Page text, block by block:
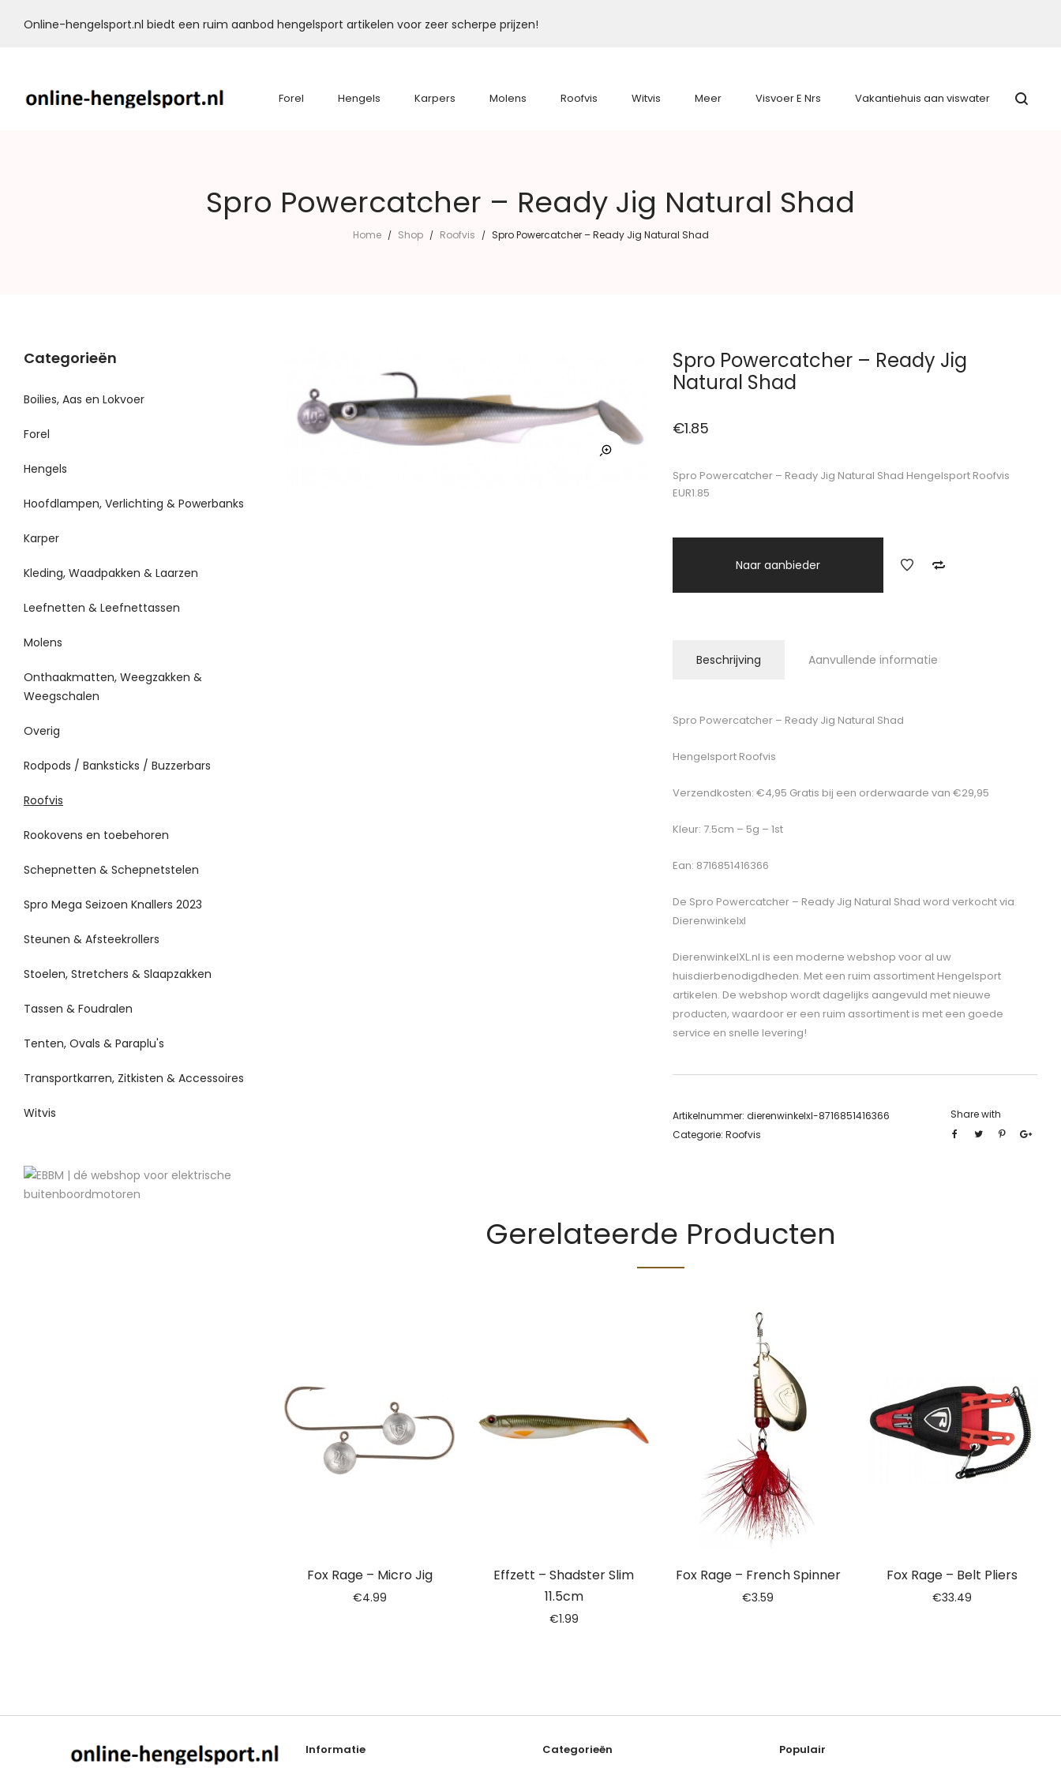
Online-hengelsport.nl biedt een ruim aanbod hengelsport artikelen voor zeer scherpe prijzen!
Forel Hengels Karpers Molens Roofvis Witvis Meer Visvoer E Nrs Vakantiehuis aan viswater
Spro Powercatcher – Ready Jig Natural Shad
Home / Shop / Roofvis / Spro Powercatcher – Ready Jig Natural Shad
Spro Powercatcher – Ready Jig
Natural Shad
€1.85
Spro Powercatcher – Ready Jig Natural Shad Hengelsport Roofvis
EUR1.85
Naar aanbieder
Beschrijving Aanvullende informatie
Spro Powercatcher – Ready Jig Natural Shad
Hengelsport Roofvis
Verzendkosten: €4,95 Gratis bij een orderwaarde van €29,95
Kleur: 7.5cm – 5g – 1st
Ean: 8716851416366
De Spro Powercatcher – Ready Jig Natural Shad word verkocht via
Dierenwinkelxl
DierenwinkelXL.nl is een moderne webshop voor al uw
huisdierbenodigdheden. Met een ruim assortiment Hengelsport
artikelen. De webshop wordt dagelijks aangevuld met nieuwe
producten, waardoor er een ruim assortiment is met een goede
service en snelle levering!
Artikelnummer: dierenwinkelxl-8716851416366
Categorie: Roofvis
Share with
Gerelateerde Producten
Fox Rage – Micro Jig
€4.99
Effzett – Shadster Slim
11.5cm
€1.99
Fox Rage – French Spinner
€3.59
Fox Rage – Belt Pliers
€33.49
Categorieën
Boilies, Aas en Lokvoer
Forel
Hengels
Hoofdlampen, Verlichting & Powerbanks
Karper
Kleding, Waadpakken & Laarzen
Leefnetten & Leefnettassen
Molens
Onthaakmatten, Weegzakken &
Weegschalen
Overig
Rodpods / Banksticks / Buzzerbars
Roofvis
Rookovens en toebehoren
Schepnetten & Schepnetstelen
Spro Mega Seizoen Knallers 2023
Steunen & Afsteekrollers
Stoelen, Stretchers & Slaapzakken
Tassen & Foudralen
Tenten, Ovals & Paraplu's
Transportkarren, Zitkisten & Accessoires
Witvis
Informatie Categorieën Populair